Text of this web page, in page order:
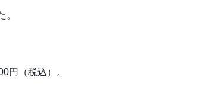
円（税込）。